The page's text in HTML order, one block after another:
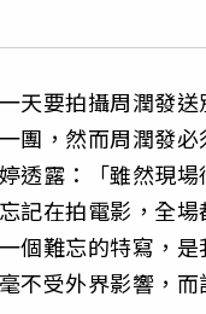
天要拍攝周潤發
團，然而周潤發
透露：「雖然現
記在拍電影，全
個難忘的特寫，
不受外界影響，